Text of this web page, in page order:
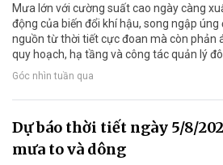
Mưa lớn với cường suất cao ngày càng
động của biến đổi khí hậu, song ngập
nguồn từ thời tiết cực đoan mà còn phản
quy hoạch, hạ tầng và công tác quản lý đô
Góc nhìn tuần qua
Dự báo thời tiết ngày 5/8/
mưa to và dông